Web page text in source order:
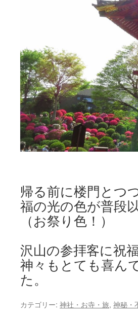
帰る前に楼門とつ
福の光の色が普段
（お祭り色！）
沢山の参拝客に祝
神々もとても喜ん
た。
カテゴリー: 神社・お寺・旅, 神秘・